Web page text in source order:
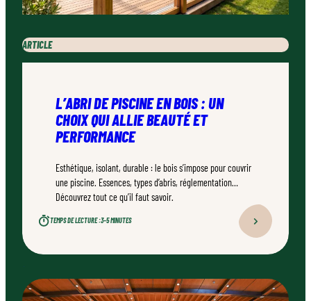
ARTICLE
L’ABRI DE PISCINE EN BOIS : UN
CHOIX QUI ALLIE BEAUTÉ ET
PERFORMANCE
Esthétique, isolant, durable : le bois s’impose pour couvrir
une piscine. Essences, types d’abris, réglementation…
Découvrez tout ce qu’il faut savoir.
TEMPS DE LECTURE :3–5 MINUTES